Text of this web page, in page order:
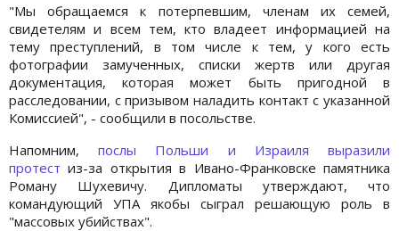
"Мы обращаемся к потерпевшим, членам их семей,
свидетелям и всем тем, кто владеет информацией на
тему преступлений, в том числе к тем, у кого есть
фотографии замученных, списки жертв или другая
документация, которая может быть пригодной в
расследовании, с призывом наладить контакт с указанной
Комиссией", - сообщили в посольстве.
Напомним,послы Польши и Израиля выразили
протест из-за открытия в Ивано-Франковске памятника
Роману Шухевичу. Дипломаты утверждают, что
командующий УПА якобы сыграл решающую роль в
"массовых убийствах".